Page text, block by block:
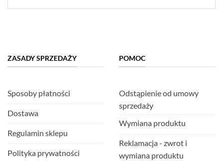
ZASADY SPRZEDAŻY
Sposoby płatności
Dostawa
Regulamin sklepu
Polityka prywatności
POMOC
Odstąpienie od umowy
sprzedaży
Wymiana produktu
Reklamacja - zwrot i
wymiana produktu